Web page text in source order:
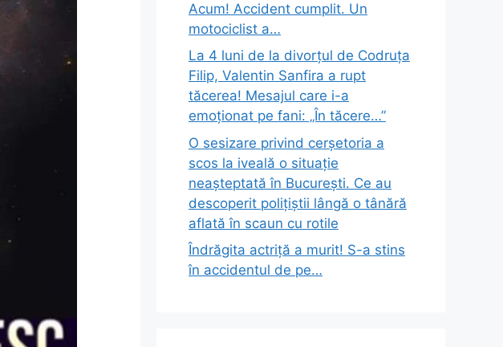
Acum! Accident cumplit. Un
motociclist a…
La 4 luni de la divorțul de Codruța
Filip, Valentin Sanfira a rupt
tăcerea! Mesajul care i-a
emoționat pe fani: „În tăcere…”
O sesizare privind cerșetoria a
scos la iveală o situație
neașteptată în București. Ce au
descoperit polițiștii lângă o tânără
aflată în scaun cu rotile
Îndrăgita actriță a murit! S-a stins
în accidentul de pe…